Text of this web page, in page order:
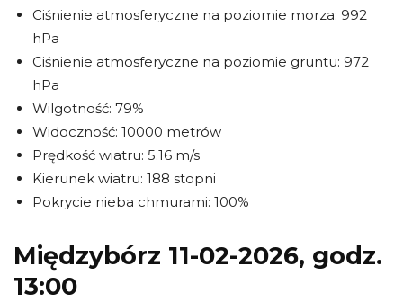
Ciśnienie atmosferyczne na poziomie morza: 992
hPa
Ciśnienie atmosferyczne na poziomie gruntu: 972
hPa
Wilgotność: 79%
Widoczność: 10000 metrów
Prędkość wiatru: 5.16 m/s
Kierunek wiatru: 188 stopni
Pokrycie nieba chmurami: 100%
Międzybórz 11-02-2026, godz.
13:00